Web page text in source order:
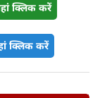
क्लिक करें
क्लिक करें